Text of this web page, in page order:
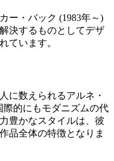
ー・バック (1983年～)
決するものとしてデザ
ています。
に数えられるアルネ・
際的にもモダニズムの代
豊かなスタイルは、彼
品全体の特徴となりま